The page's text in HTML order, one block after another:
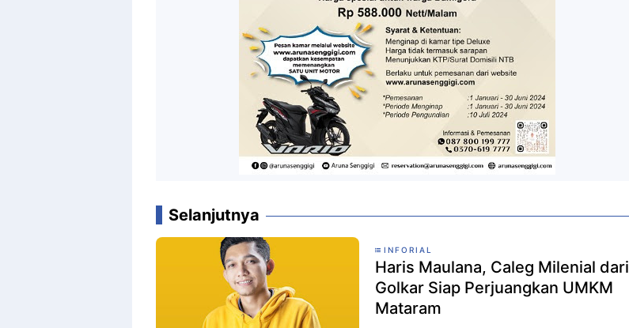
Selanjutnya
INFORIAL
Haris Maulana, Caleg Milenial dari
Golkar Siap Perjuangkan UMKM
Mataram